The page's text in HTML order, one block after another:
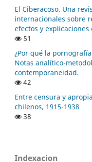
El Ciberacoso. Una
internacionales sobre
efectos y
51
¿Por qué la
Notas analítico-
contemporaneidad.
42
Entre censura y
chilenos, 1915-1938
38
Indexacion